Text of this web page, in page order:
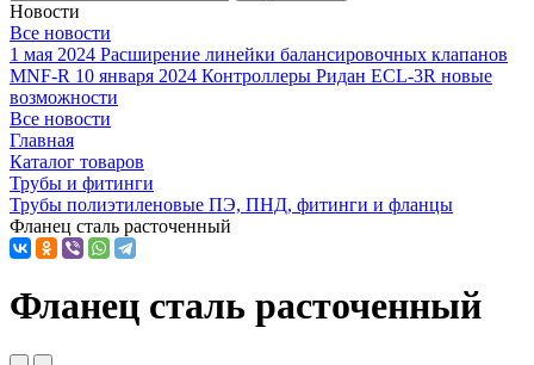
Новости
Все новости
1 мая 2024 Расширение линейки балансировочных клапанов
MNF-R 10 января 2024 Контроллеры Ридан ECL-3R новые
возможности
Все новости
Главная
Каталог товаров
Трубы и фитинги
Трубы полиэтиленовые ПЭ, ПНД, фитинги и фланцы
Фланец сталь расточенный
Фланец сталь расточенный